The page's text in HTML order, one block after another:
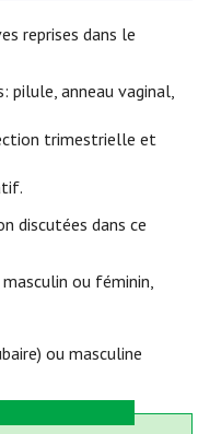
reprises dans le
pilule, anneau vaginal,
trimestrielle et
discutées dans ce
ou féminin,
ou masculine